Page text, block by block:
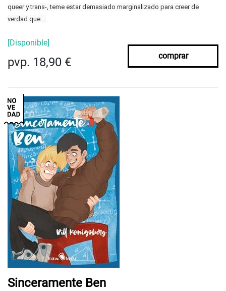
queer y trans-, teme estar demasiado marginalizado para creer de
verdad que ...
[Disponible]
pvp. 18,90 € comprar
Sinceramente Ben